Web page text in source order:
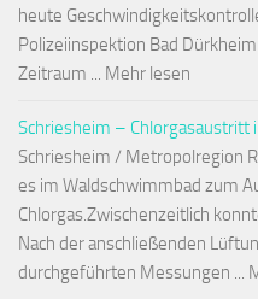
heute
Polizeiinspektion Bad
Zeitraum ... Mehr lesen
Schriesheim – Chlorgasaustritt
Schriesheim / Metropolregion
es im Waldschwimmbad zum
Chlorgas.Zwischenzeitlich
Nach der anschließenden
durchgeführten Messungen ...